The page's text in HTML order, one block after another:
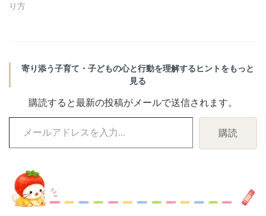
り方
寄り添う子育て・子どもの心と行動を理解するヒントをもっと
見る
購読すると最新の投稿がメールで送信されます。
ド
レ
購読